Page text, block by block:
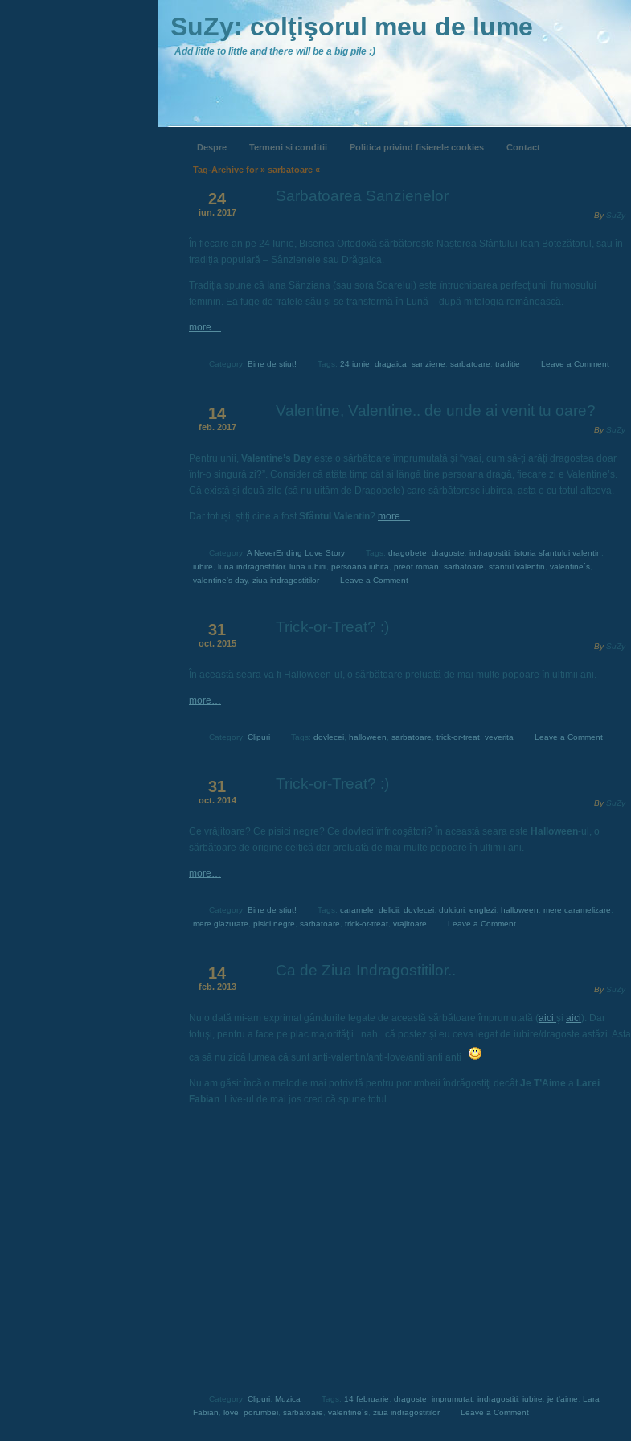
SuZy: colţişorul meu de lume
Add little to little and there will be a big pile :)
Despre Termeni si conditii Politica privind fisierele cookies Contact
Tag-Archive for » sarbatoare «
24
iun. 2017
Sarbatoarea Sanzienelor
By SuZy
În fiecare an pe 24 Iunie, Biserica Ortodoxă sărbătorește Nașterea Sfântului Ioan Botezătorul, sau în
tradiția populară – Sânzienele sau Drăgaica.
Tradiția spune că Iana Sânziana (sau sora Soarelui) este întruchiparea perfecțiunii frumosului
feminin. Ea fuge de fratele său și se transformă în Lună – după mitologia românească.
more…
Category: Bine de stiut! Tags: 24 iunie dragaica sanziene sarbatoare traditie Leave a Comment
14
feb. 2017
Valentine, Valentine.. de unde ai venit tu oare?
By SuZy
Pentru unii, Valentine’s Day este o sărbătoare împrumutată și “vaai, cum să-ți arăți dragostea doar
într-o singură zi?”. Consider că atâta timp cât ai lângă tine persoana dragă, fiecare zi e Valentine’s.
Că există și două zile (să nu uităm de Dragobete) care sărbătoresc iubirea, asta e cu totul altceva.
Dar totuși, știți cine a fost Sfântul Valentin? more…
Category: A NeverEnding Love Story Tags: dragobete dragoste indragostiti istoria sfantului valentin
iubire
luna indragostitilor, luna iubirii persoana iubita preot roman sarbatoare sfantul valentin valentine`s
valentine's day, ziua indragostitilor Leave a Comment
31
oct. 2015
Trick-or-Treat? :)
By SuZy
În această seara va fi Halloween-ul, o sărbătoare preluată de mai multe popoare în ultimii ani.
more…
Category: Clipuri Tags: dovlecei halloween sarbatoare trick-or-treat veverita Leave a Comment
31
oct. 2014
Trick-or-Treat? :)
By SuZy
Ce vrăjitoare? Ce pisici negre? Ce dovleci înfricoşători? În această seara este Halloween-ul, o
sărbătoare de origine celtică dar preluată de mai multe popoare în ultimii ani.
more…
Category: Bine de stiut! Tags: caramele delicii dovlecei dulciuri englezi halloween mere caramelizare
mere glazurate
pisici negre sarbatoare trick-or-treat vrajitoare Leave a Comment
14
feb. 2013
Ca de Ziua Indragostitilor..
By SuZy
Nu o dată mi-am exprimat gândurile legate de această sărbătoare împrumutată (aici şi aici). Dar
totuşi, pentru a face pe plac majorităţii.. nah.. că postez şi eu ceva legat de iubire/dragoste astăzi. Asta
ca să nu zică lumea că sunt anti-valentin/anti-love/anti anti anti
Nu am găsit încă o melodie mai potrivită pentru porumbeii îndrăgostiţi decât Je T’Aime a Larei
Fabian. Live-ul de mai jos cred că spune totul.
Category: Clipuri Muzica Tags: 14 februarie dragoste imprumutat indragostiti iubire je t'aime
Lara
Fabian
love porumbei sarbatoare valentine`s ziua indragostitilor Leave a Comment